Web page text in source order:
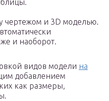
чертежом и 3D моделью.
и наоборот.
видов модели на
добавлением
как размеры,